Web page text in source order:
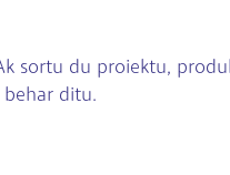
sortu du proiektu,
ditu.